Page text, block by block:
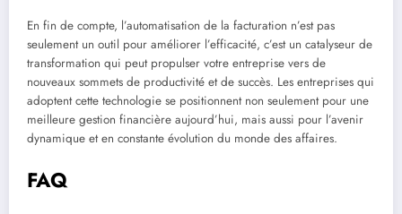
En fin de compte, l’automatisation de la facturation n’est pas
seulement un outil pour améliorer l’efficacité, c’est un catalyseur de
transformation qui peut propulser votre entreprise vers de
nouveaux sommets de productivité et de succès. Les entreprises qui
adoptent cette technologie se positionnent non seulement pour une
meilleure gestion financière aujourd’hui, mais aussi pour l’avenir
dynamique et en constante évolution du monde des affaires.
FAQ